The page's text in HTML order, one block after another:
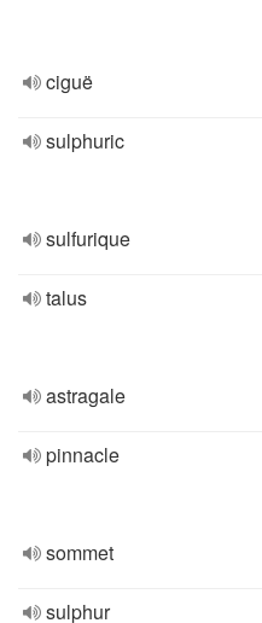
ciguë
sulphuric
sulfurique
talus
astragale
pinnacle
sommet
sulphur